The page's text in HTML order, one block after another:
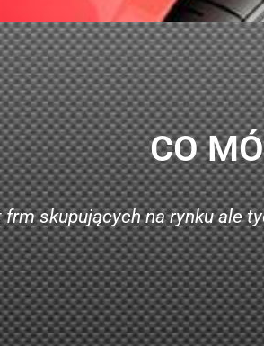
CO
miałem czasu na sprzedaż